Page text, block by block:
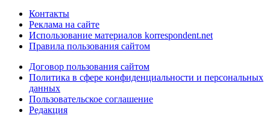
Контакты
Реклама на сайте
Использование материалов korrespondent.net
Правила пользования сайтом
Договор пользования сайтом
Политика в сфере конфиденциальности и персональных
данных
Пользовательское соглашение
Редакция